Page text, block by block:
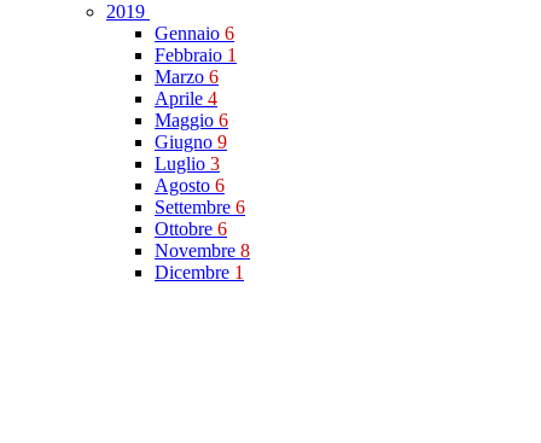
2019
Gennaio 6
Febbraio 1
Marzo 6
Aprile 4
Maggio 6
Giugno 9
Luglio 3
Agosto 6
Settembre 6
Ottobre 6
Novembre 8
Dicembre 1